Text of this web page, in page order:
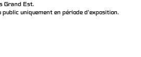
Grand Est.
public uniquement en période d'exposition.